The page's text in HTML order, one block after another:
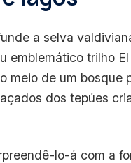
a selva
emblemático trilho
meio de um bosque
dos tepúes
lo-á com a